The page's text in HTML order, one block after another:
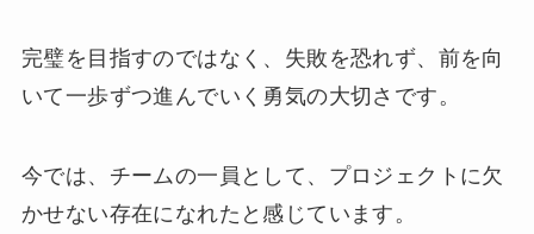
完璧を目指すのではなく、失敗を恐れず、前を向
いて一歩ずつ進んでいく勇気の大切さです。
今では、チームの一員として、プロジェクトに欠
かせない存在になれたと感じています。